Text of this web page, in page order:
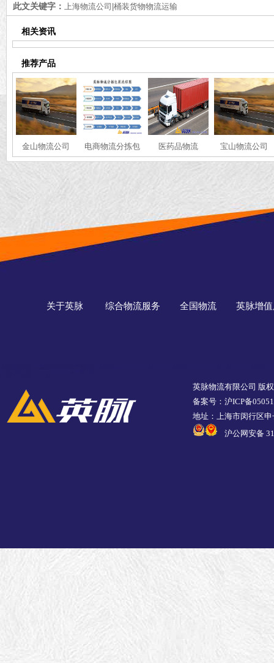
此文关键字： 上海物流公司|桶装货物物流运输
相关资讯
推荐产品
金山物流公司
电商物流分拣包
装
医药品物流 宝山物流公司
关于英脉 综合物流服务 全国物流 英脉增
英脉物流有限公司 版
备案号：沪ICP备
地址：上海市闵行区
沪公网安备